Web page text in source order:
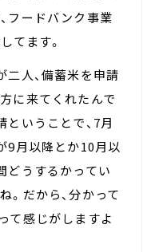
フードバンク事業
てます。
二人、備蓄米を申請
に来てくれたんで
ということで、7月
9月以降とか10月以
どうするかってい
。だから、分かって
て感じがしますよ